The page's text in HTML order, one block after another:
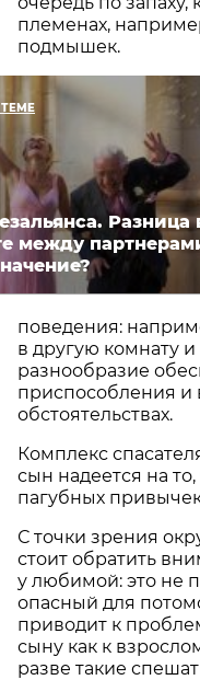
племенах,
подмышек.
ТЕМЕ
Разница
между
поведения:
в другую комнату
разнообразие
приспособления
обстоятельствах.
Комплекс
сын надеется на
пагубных
С точки зрения
стоит обратить
у любимой: это не
опасный для
приводит к
сыну как к
разве такие